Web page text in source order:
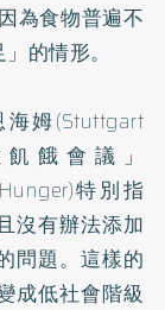
為食物普遍不
的情形。
姆(Stuttgart
餓會議」
特別指
沒有辦法添加
問題。這樣的
成低社會階級